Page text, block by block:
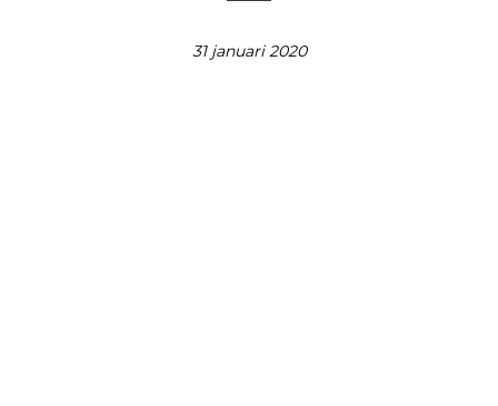
31 januari 2020